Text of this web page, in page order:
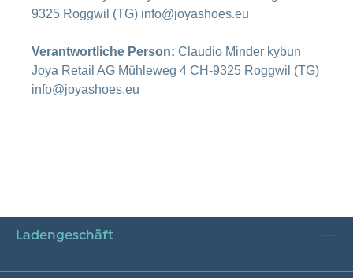
9325 Roggwil (TG) info@joyashoes.eu
Verantwortliche Person: Claudio Minder kybun
Joya Retail AG Mühleweg 4 CH-9325 Roggwil (TG)
info@joyashoes.eu
Ladengeschäft